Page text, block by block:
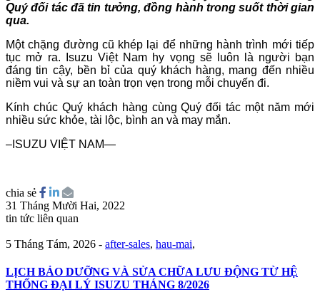
Quý đối tác đã tin tưởng, đồng hành trong suốt thời gian
qua.
Một chặng đường cũ khép lại để những hành trình mới tiếp
tục mở ra. Isuzu Việt Nam hy vọng sẽ luôn là người bạn
đáng tin cậy, bền bỉ của quý khách hàng, mang đến nhiều
niềm vui và sự an toàn trọn vẹn trong mỗi chuyến đi.
Kính chúc Quý khách hàng cùng Quý đối tác một năm mới
nhiều sức khỏe, tài lộc, bình an và may mắn.
–ISUZU VIỆT NAM—
chia sẻ
31 Tháng Mười Hai, 2022
tin tức liên quan
5 Tháng Tám, 2026 - after-sales, hau-mai,
LỊCH BẢO DƯỠNG VÀ SỬA CHỮA LƯU ĐỘNG TỪ HỆ
THỐNG ĐẠI LÝ ISUZU THÁNG 8/2026